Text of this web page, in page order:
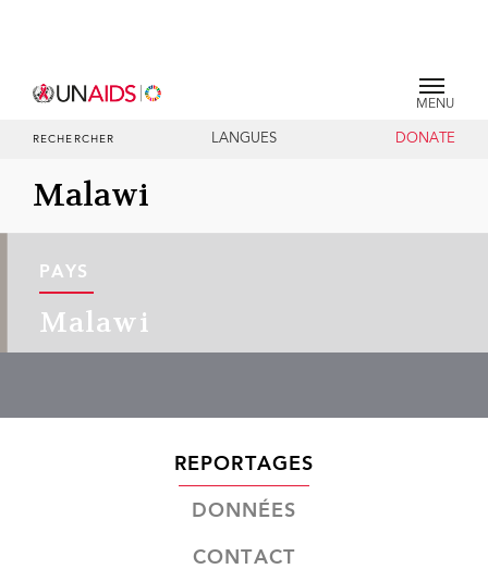
MENU
RECHERCHER LANGUES DONATE
Malawi
PAYS
Malawi
REPORTAGES
DONNÉES
CONTACT